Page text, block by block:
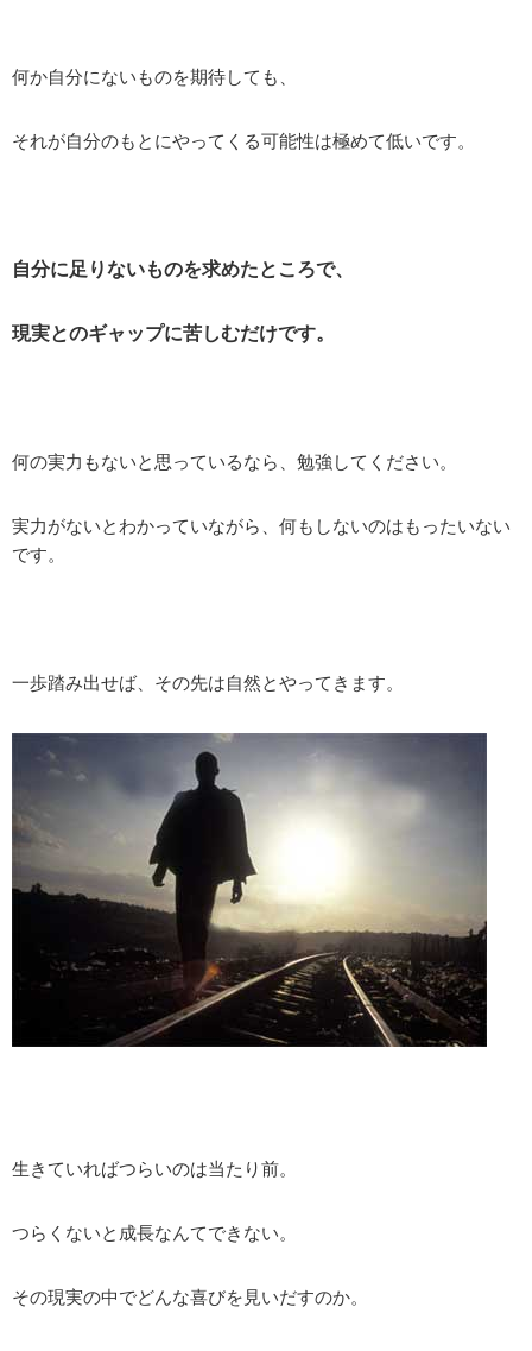
何か自分にないものを期待しても、
それが自分のもとにやってくる可能性は極めて低いです。
自分に足りないものを求めたところで、
現実とのギャップに苦しむだけです。
何の実力もないと思っているなら、勉強してください。
実力がないとわかっていながら、何もしないのはもったいない
です。
一歩踏み出せば、その先は自然とやってきます。
生きていればつらいのは当たり前。
つらくないと成長なんてできない。
その現実の中でどんな喜びを見いだすのか。